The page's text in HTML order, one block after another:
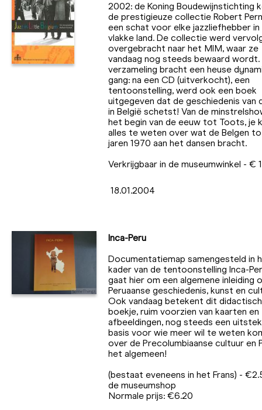
2002: de Koning Boudewijnstichting
de prestigieuze collectie Robert
een schat voor elke jazzliefhebber
vlakke land. De collectie werd
overgebracht naar het MIM, waar ze
vandaag nog steeds bewaard wordt.
verzameling bracht een heuse
gang: na een CD (uitverkocht), een
tentoonstelling, werd ook een boek
uitgegeven dat de geschiedenis van
in België schetst! Van de
het begin van de eeuw tot Toots, je
alles te weten over wat de Belgen
jaren 1970 aan het dansen bracht.
Verkrijgbaar in de museumwinkel - €
18.01.2004
Inca-Peru
Documentatiemap samengesteld in
kader van de tentoonstelling Inca-
gaat hier om een algemene inleiding
Peruaanse geschiedenis, kunst en
Ook vandaag betekent dit didactisch
boekje, ruim voorzien van kaarten en
afbeeldingen, nog steeds een
basis voor wie meer wil te weten
over de Precolumbiaanse cultuur en
het algemeen!
(bestaat eveneens in het Frans) -
de museumshop
Normale prijs: €6.20